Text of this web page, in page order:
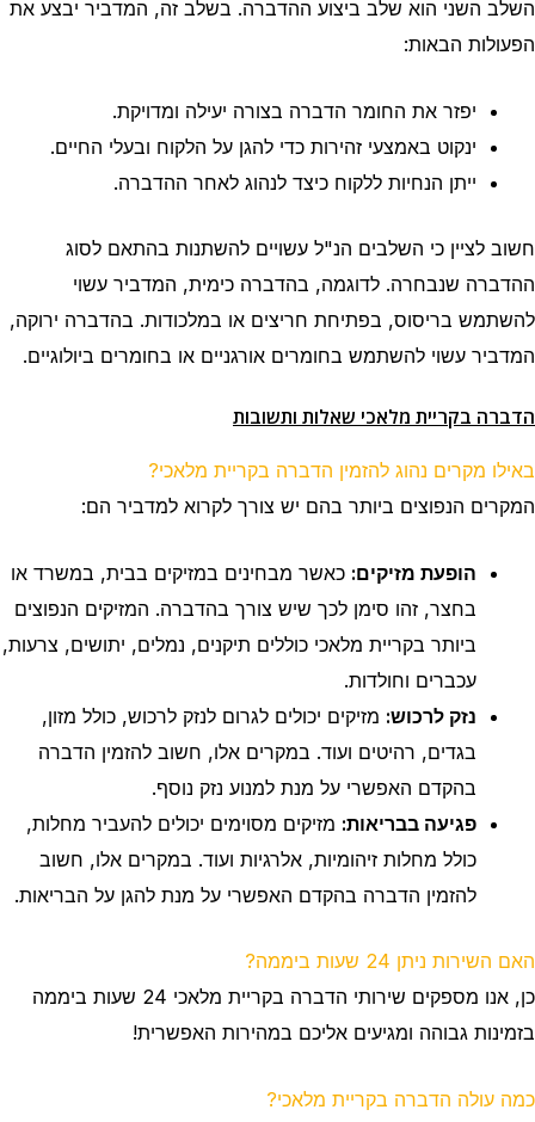
השלב השני הוא שלב ביצוע ההדברה. בשלב זה, המדביר יבצע את
הפעולות הבאות:
יפזר את החומר הדברה בצורה יעילה ומדויקת.
ינקוט באמצעי זהירות כדי להגן על הלקוח ובעלי החיים.
ייתן הנחיות ללקוח כיצד לנהוג לאחר ההדברה.
חשוב לציין כי השלבים הנ"ל עשויים להשתנות בהתאם לסוג
ההדברה שנבחרה. לדוגמה, בהדברה כימית, המדביר עשוי
להשתמש בריסוס, בפתיחת חריצים או במלכודות. בהדברה ירוקה,
המדביר עשוי להשתמש בחומרים אורגניים או בחומרים ביולוגיים.
הדברה בקריית מלאכי שאלות ותשובות
באילו מקרים נהוג להזמין הדברה בקריית מלאכי?
המקרים הנפוצים ביותר בהם יש צורך לקרוא למדביר הם:
הופעת מזיקים: כאשר מבחינים במזיקים בבית, במשרד או
בחצר, זהו סימן לכך שיש צורך בהדברה. המזיקים הנפוצים
ביותר בקריית מלאכי כוללים תיקנים, נמלים, יתושים, צרעות,
עכברים וחולדות.
נזק לרכוש: מזיקים יכולים לגרום לנזק לרכוש, כולל מזון,
בגדים, רהיטים ועוד. במקרים אלו, חשוב להזמין הדברה
בהקדם האפשרי על מנת למנוע נזק נוסף.
פגיעה בבריאות: מזיקים מסוימים יכולים להעביר מחלות,
כולל מחלות זיהומיות, אלרגיות ועוד. במקרים אלו, חשוב
להזמין הדברה בהקדם האפשרי על מנת להגן על הבריאות.
האם השירות ניתן 24 שעות ביממה?
כן, אנו מספקים שירותי הדברה בקריית מלאכי 24 שעות ביממה
בזמינות גבוהה ומגיעים אליכם במהירות האפשרית!
כמה עולה הדברה בקריית מלאכי?